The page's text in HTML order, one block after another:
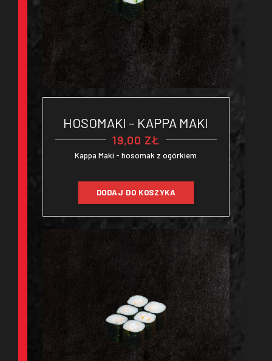
HOSOMAKI – KAPPA MAKI
19,00 ZŁ
Kappa Maki - hosomak z ogórkiem
DODAJ DO KOSZYKA